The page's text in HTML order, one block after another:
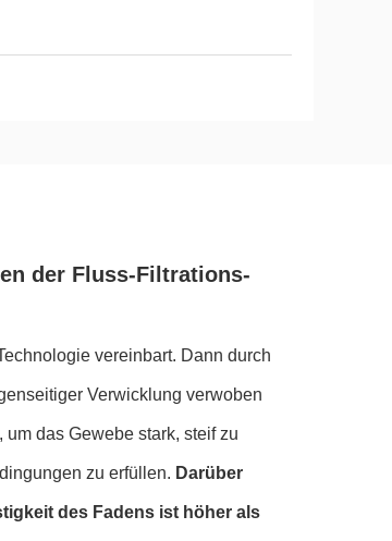
der Fluss-Filtrations-
vereinbart. Dann durch
Verwicklung verwoben
das Gewebe stark, steif zu
zu erfüllen. Darüber
des Fadens ist höher als